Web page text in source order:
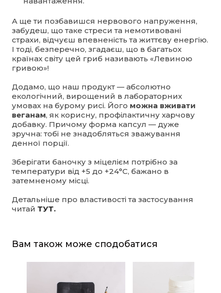
А ще ти позбавишся нервового напруження,
забудеш, що таке стреси та немотивовані
страхи, відчуєш впевненість та життєву енергію.
І тоді, безперечно, згадаєш, що в багатьох
країнах світу цей гриб називають «Левиною
гривою»!
Додамо, що наш продукт — абсолютно
екологічний, вирощений в лабораторних
умовах на бурому рисі. Його можна вживати
веганам, як корисну, профілактичну харчову
добавку. Причому форма капсул — дуже
зручна: тобі не знадобляться зважування
денної порції.
Зберігати баночку з міцелієм потрібно за
температури від +5 до +24°C, бажано в
затемненому місці.
Детальніше про властивості та застосування
читай ТУТ.
Вам також може сподобатися